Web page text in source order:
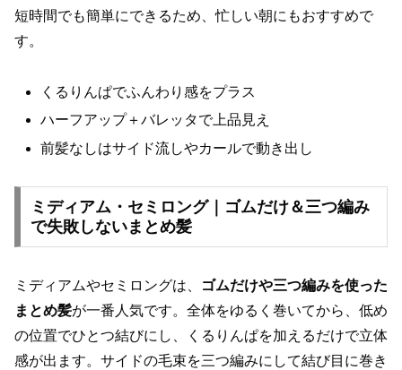
短時間でも簡単にできるため、忙しい朝にもおすすめで
す。
くるりんぱでふんわり感をプラス
ハーフアップ＋バレッタで上品見え
前髪なしはサイド流しやカールで動き出し
ミディアム・セミロング｜ゴムだけ＆三つ編み
で失敗しないまとめ髪
ミディアムやセミロングは、
ゴムだけや三つ編みを使った
まとめ髪が一番人気です。全体をゆるく巻いてから、低め
の位置でひとつ結びにし、くるりんぱを加えるだけで立体
感が出ます。サイドの毛束を三つ編みにして結び目に巻き